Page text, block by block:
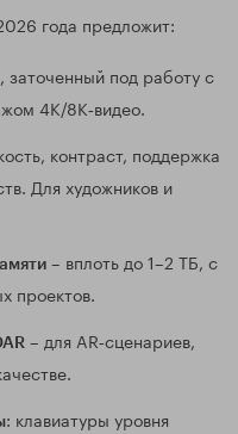
года предложит:
, заточенный под работу с
4K/8K‑видео.
контраст, поддержка
Для художников и
– вплоть до 1–2 ТБ, с
проектов.
– для AR‑сценариев,
: клавиатуры уровня